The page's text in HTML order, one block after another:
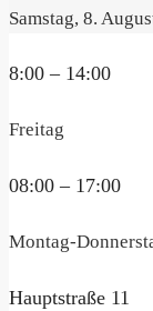
Samstag, 8.
8:00 – 14:00
Freitag
08:00 – 17:00
Montag-
Hauptstraße 11